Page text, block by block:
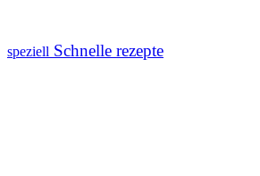
speziell Schnelle rezepte